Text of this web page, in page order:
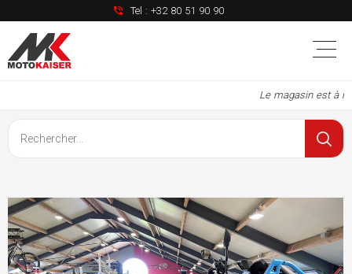
Tel : +32 80 51 90 90
Le magasin est à